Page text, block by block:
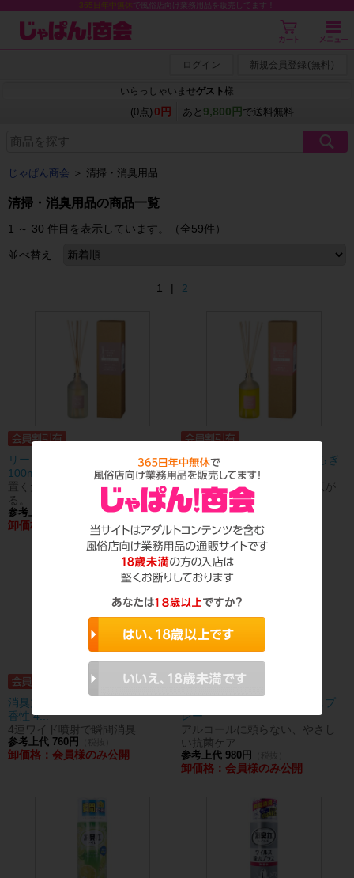
365日年中無休で風俗店向け業務用品を販売してます！
ログイン 新規会員登録 ( 無料 )
いらっしゃいませ ゲスト様
(0点) 0円 あと 9,800円 で送料無料
じゃぱん商会 ＞ 清掃・消臭用品
清掃・消臭用品の商品一覧
1 ～ 30 件目を表示しています。（全59件）
並べ替え
1 | 2
リードディフューザー かんげい
100ml
置くだけで、心地よい香り広が
る。
参考上代 2,800円 （税抜）
卸価格：会員様のみ公開
リードディフューザー やすらぎ
100ml
置くだけで、心地よい香り広が
る。
参考上代 2,400円
卸価格：会員様のみ公開
消臭力 業務用 ワイドスプレー 無
香性 4...
4連ワイド噴射で瞬間消臭
参考上代 760円
卸価格：会員様のみ公開
フェアリーシリーズ 抗菌スプ
レー
アルコールに頼らない、やさし
い抗菌ケア
参考上代 980円
卸価格：会員様のみ公開